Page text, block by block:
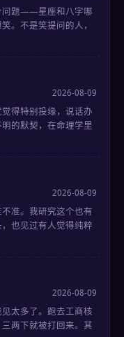
问题——星座和八字哪
。不是笑提问的人，
2026-08-09
得特别投缘，说话办
的默契，在命理学里
2026-08-09
准。我研究这个也有
也见过有人觉得纯粹
2026-08-09
太多了。跑去工商核
两下就被打回来。其